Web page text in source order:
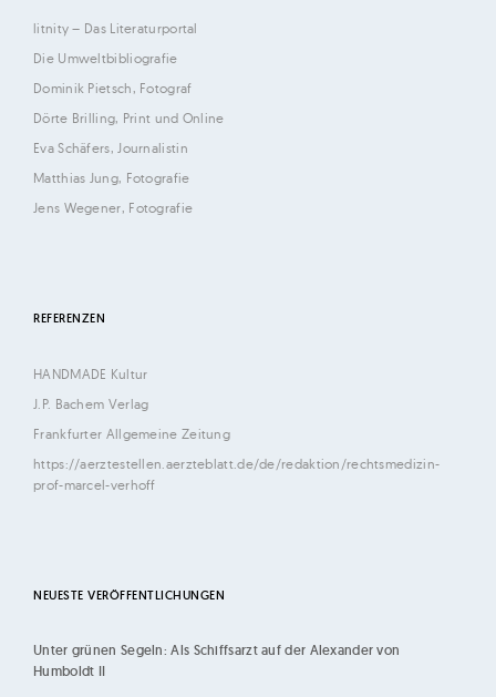
d
M
i
c
h
a
e
r
e
n
s
l
|
litnity – Das Literaturportal
Die Umweltbibliografie
Dominik Pietsch, Fotograf
Dörte Brilling, Print und Online
Eva Schäfers, Journalistin
Matthias Jung, Fotografie
Jens Wegener, Fotografie
REFERENZEN
HANDMADE Kultur
J.P. Bachem Verlag
Frankfurter Allgemeine Zeitung
https://aerztestellen.aerzteblatt.de/de/redaktion/rechtsmedizin-
prof-marcel-verhoff
NEUESTE VERÖFFENTLICHUNGEN
Unter grünen Segeln: Als Schiffsarzt auf der Alexander von
Humboldt II